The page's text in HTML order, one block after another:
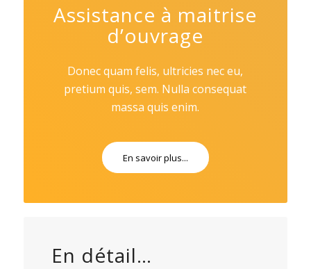
Assistance à maitrise
d’ouvrage
Donec quam felis, ultricies nec eu,
pretium quis, sem. Nulla consequat
massa quis enim.
En savoir plus...
En détail…